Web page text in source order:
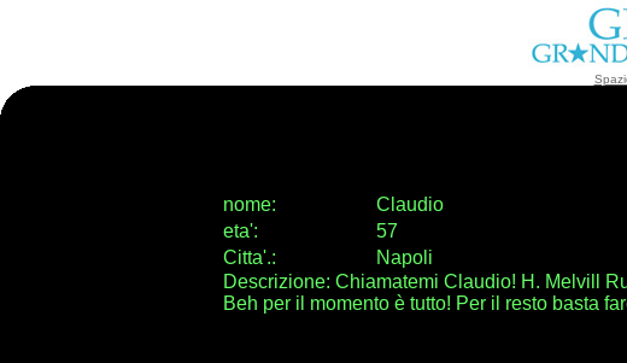
nome:
Claudio
eta':
57
Citta'.:
Napoli
Descrizione: Chiamatemi Claudio! H. Melvill
Beh per il momento è tutto! Per il resto basta